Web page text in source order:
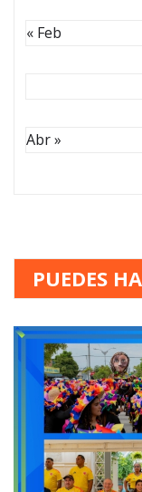
« Feb
Abr »
PUEDES